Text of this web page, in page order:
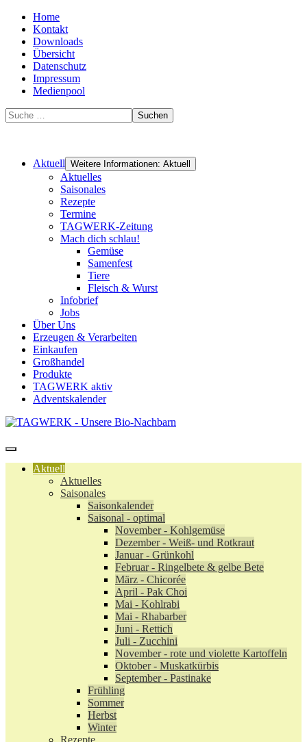
Home
Kontakt
Downloads
Übersicht
Datenschutz
Impressum
Medienpool
Suchen
Aktuell Weitere Informationen: Aktuell
Aktuelles
Saisonales
Rezepte
Termine
TAGWERK-Zeitung
Mach dich schlau!
Gemüse
Samenfest
Tiere
Fleisch & Wurst
Infobrief
Jobs
Über Uns
Erzeugen & Verarbeiten
Einkaufen
Großhandel
Produkte
TAGWERK aktiv
Adventskalender
Aktuell
Aktuelles
Saisonales
Saisonkalender
Saisonal - optimal
November - Kohlgemüse
Dezember - Weiß- und Rotkraut
Januar - Grünkohl
Februar - Ringelbete & gelbe Bete
März - Chicorée
April - Pak Choi
Mai - Kohlrabi
Mai - Rhabarber
Juni - Rettich
Juli - Zucchini
November - rote und violette Kartoffeln
Oktober - Muskatkürbis
September - Pastinake
Frühling
Sommer
Herbst
Winter
Rezepte